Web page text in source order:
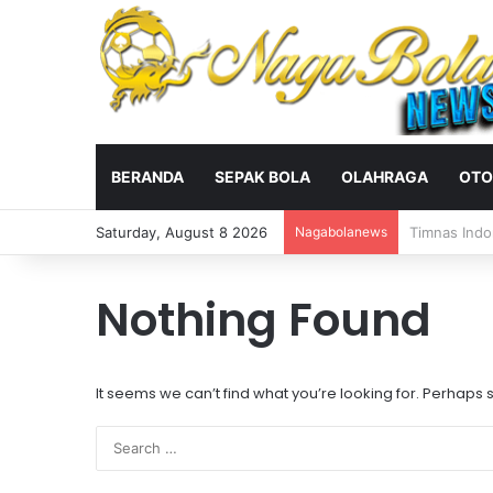
BERANDA SEPAK BOLA OLAHRAGA
Saturday, August 8 2026 Nagabolanews Ditahan
Nothing Found
It seems we can’t find what you’re looking for.